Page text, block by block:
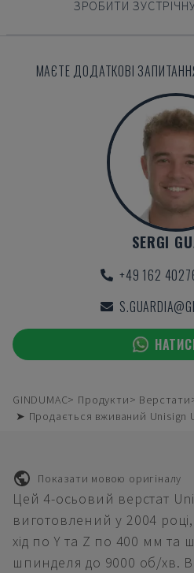
ЗРОБИТИ
МАЄТЕ ДОДАТКОВІ
SERGI
+49 162
GINDUMAC Продукти
Верстати
➤ Продається вживаний Unisign
Показати мовою оригіналу
Цей 4-осьовий верстат
виготовлений у 2004
хід по Y та Z по 400 мм та
шпинделя до 9000 об/хв.